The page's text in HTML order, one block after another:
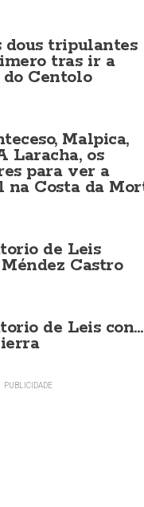
dous tripulantes
tras ir a
Centolo
Malpica,
Laracha, os
para ver a
na Costa da
de Leis
Castro
de Leis con...